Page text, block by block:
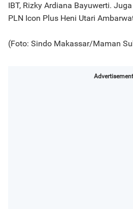
IBT, Rizky Ardiana Bayuwerti.
PLN Icon Plus Heni Utari
(Foto: Sindo Makassar/Maman
Advertisement